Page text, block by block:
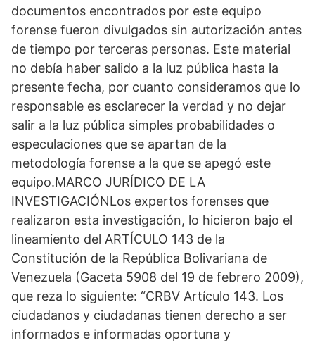
documentos encontrados por este equipo
forense fueron divulgados sin autorización antes
de tiempo por terceras personas. Este material
no debía haber salido a la luz pública hasta la
presente fecha, por cuanto consideramos que lo
responsable es esclarecer la verdad y no dejar
salir a la luz pública simples probabilidades o
especulaciones que se apartan de la
metodología forense a la que se apegó este
equipo.MARCO JURÍDICO DE LA
INVESTIGACIÓNLos expertos forenses que
realizaron esta investigación, lo hicieron bajo el
lineamiento del ARTÍCULO 143 de la
Constitución de la República Bolivariana de
Venezuela (Gaceta 5908 del 19 de febrero 2009),
que reza lo siguiente: “CRBV Artículo 143. Los
ciudadanos y ciudadanas tienen derecho a ser
informados e informadas oportuna y